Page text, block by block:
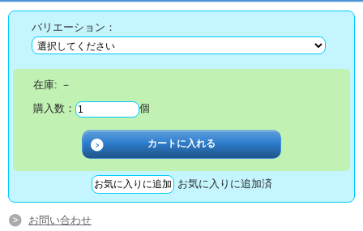
バリエーション：
在庫: －
購入数：
個
お気に入りに追加済
お問い合わせ